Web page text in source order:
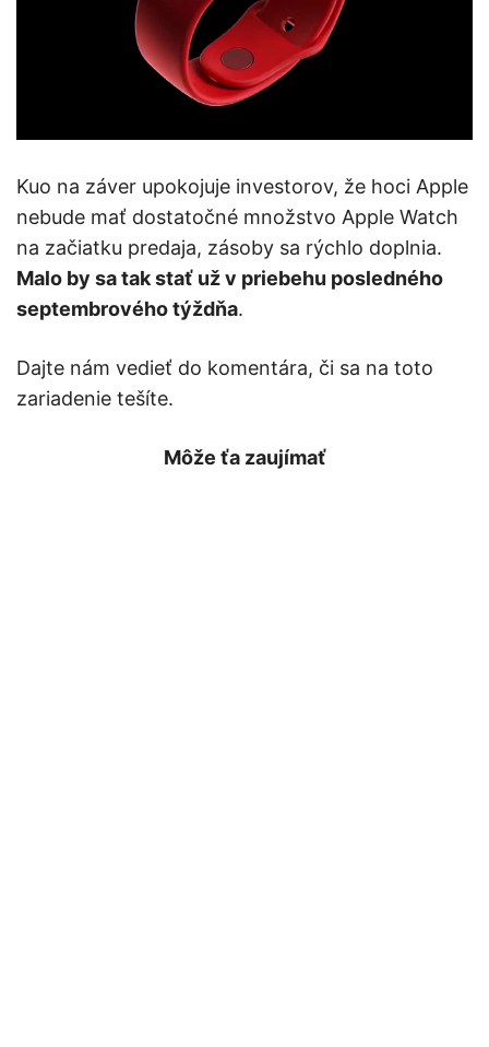
Kuo na záver upokojuje investorov, že hoci Apple
nebude mať dostatočné množstvo Apple Watch
na začiatku predaja, zásoby sa rýchlo doplnia.
Malo by sa tak stať už v priebehu posledného
septembrového týždňa.
Dajte nám vedieť do komentára, či sa na toto
zariadenie tešíte.
Môže ťa zaujímať